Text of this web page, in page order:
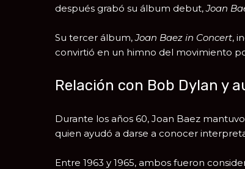
después grabó su álbum debut,Joan
Su tercer álbum,Joan Baez in Concert,
convirtió en un himno del movimiento
Relación con Bob Dylan y
Durante los años 60, Joan Baez
quien ayudó a darse a conocer
Entre 1963 y 1965, ambos fueron